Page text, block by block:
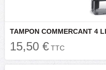
TAMPON COMMERCANT 4
15,50 € TTC